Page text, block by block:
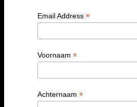
Email Address *
Voornaam *
Achternaam *